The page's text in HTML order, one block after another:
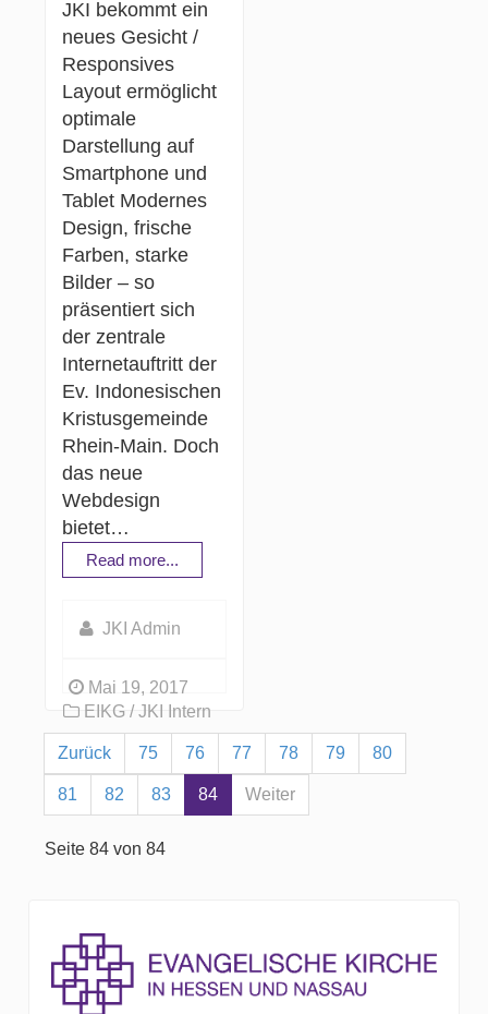
JKI bekommt ein
neues Gesicht /
Responsives
Layout ermöglicht
optimale
Darstellung auf
Smartphone und
Tablet Modernes
Design, frische
Farben, starke
Bilder – so
präsentiert sich
der zentrale
Internetauftritt der
Ev. Indonesischen
Kristusgemeinde
Rhein-Main. Doch
das neue
Webdesign
bietet…
Read more...
JKI Admin
Mai 19, 2017
EIKG / JKI Intern
Zurück 75 76 77 78 79 80
81 82 83 84 Weiter
Seite 84 von 84